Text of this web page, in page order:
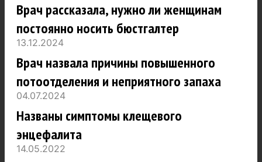
Врач рассказала, нужно ли женщинам
постоянно носить бюстгалтер
13.12.2024
Врач назвала причины повышенного
потоотделения и неприятного запаха
04.07.2024
Названы симптомы клещевого
энцефалита
14.05.2022